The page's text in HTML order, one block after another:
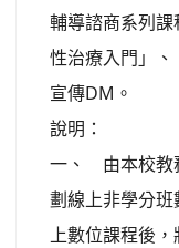
輔導諮商系列
性治療入門」
宣傳DM。
說明：
一、 由本校教
劃線上非學分
上數位課程後